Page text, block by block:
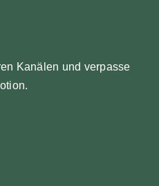
Kanälen und verpasse